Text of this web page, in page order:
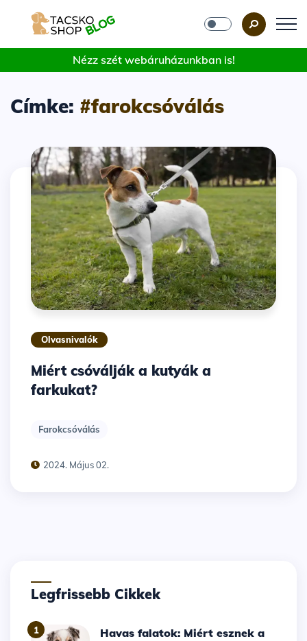
Nézz szét webáruházunkban is!
Címke: #farokcsóválás
Olvasnivalók
Miért csóválják a kutyák a
farkukat?
Farokcsóválás
2024. Május 02.
Legfrissebb Cikkek
1
Havas falatok: Miért esznek a